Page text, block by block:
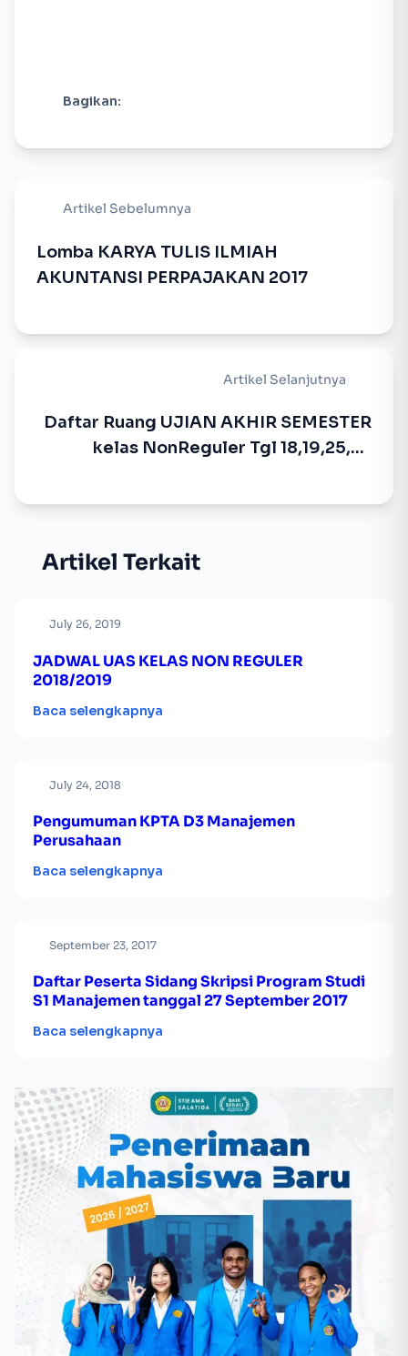
Bagikan:
Artikel Sebelumnya
Lomba KARYA TULIS ILMIAH
AKUNTANSI PERPAJAKAN 2017
Artikel Selanjutnya
Daftar Ruang UJIAN AKHIR SEMESTER
kelas NonReguler Tgl 18,19,25,26
Artikel Terkait
July 26, 2019
JADWAL UAS KELAS NON REGULER
2018/2019
Baca selengkapnya
July 24, 2018
Pengumuman KPTA D3 Manajemen
Perusahaan
Baca selengkapnya
September 23, 2017
Daftar Peserta Sidang Skripsi Program Studi
S1 Manajemen tanggal 27 September 2017
Baca selengkapnya